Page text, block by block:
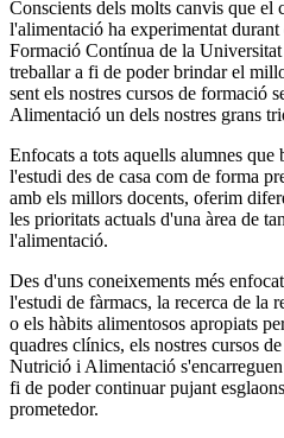
Conscients dels molts canvis que el
l'alimentació ha experimentat
Formació Contínua de la
treballar a fi de poder brindar el
sent els nostres cursos de formació
Alimentació un dels nostres grans
Enfocats a tots aquells alumnes
l'estudi des de casa com de forma
amb els millors docents, oferim
les prioritats actuals d'una àrea de
l'alimentació.
Des d'uns coneixements més
l'estudi de fàrmacs, la recerca de la
o els hàbits alimentosos apropiats
quadres clínics, els nostres cursos
Nutrició i Alimentació
fi de poder continuar pujant
prometedor.